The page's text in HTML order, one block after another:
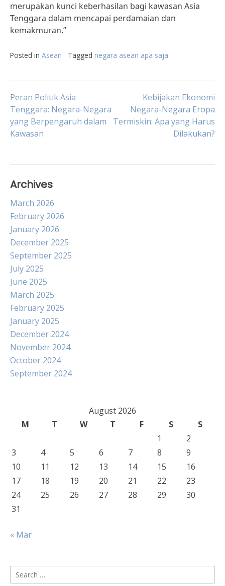
merupakan kunci keberhasilan bagi kawasan Asia
Tenggara dalam mencapai perdamaian dan
kemakmuran.”
Posted in Asean Tagged negara asean apa saja
Post
navigation
Peran Politik Asia
Tenggara: Negara-Negara
yang Berpengaruh dalam
Kawasan
Kebijakan Ekonomi
Negara-Negara Eropa
Termiskin: Apa yang Harus
Dilakukan?
Archives
March 2026
February 2026
January 2026
December 2025
September 2025
July 2025
June 2025
March 2025
February 2025
January 2025
December 2024
November 2024
October 2024
September 2024
August 2026
M
T W T F S
S
1
2
3
4 5 6 7 8
9
10
11 12 13 14 15
16
17
18 19 20 21 22
23
24
25 26 27 28 29
30
31
« Mar
Search
for: